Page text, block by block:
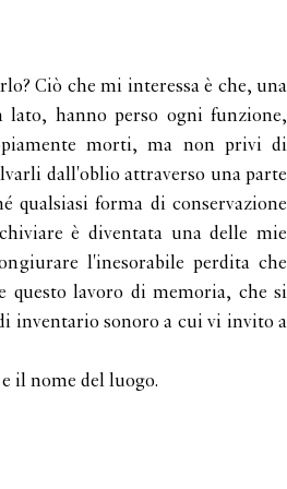
Ciò che mi interessa è che, una
lato, hanno perso ogni funzione,
morti, ma non privi di
dall'oblio attraverso una parte
qualsiasi forma di conservazione
è diventata una delle mie
l'inesorabile perdita che
questo lavoro di memoria, che si
inventario sonoro a cui vi invito a
il nome del luogo.